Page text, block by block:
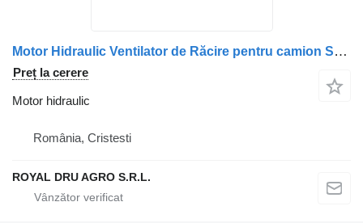
Motor Hidraulic Ventilator de Răcire pentru camion Scania 470937 1764450
Preț la cerere
Motor hidraulic
România, Cristesti
ROYAL DRU AGRO S.R.L.